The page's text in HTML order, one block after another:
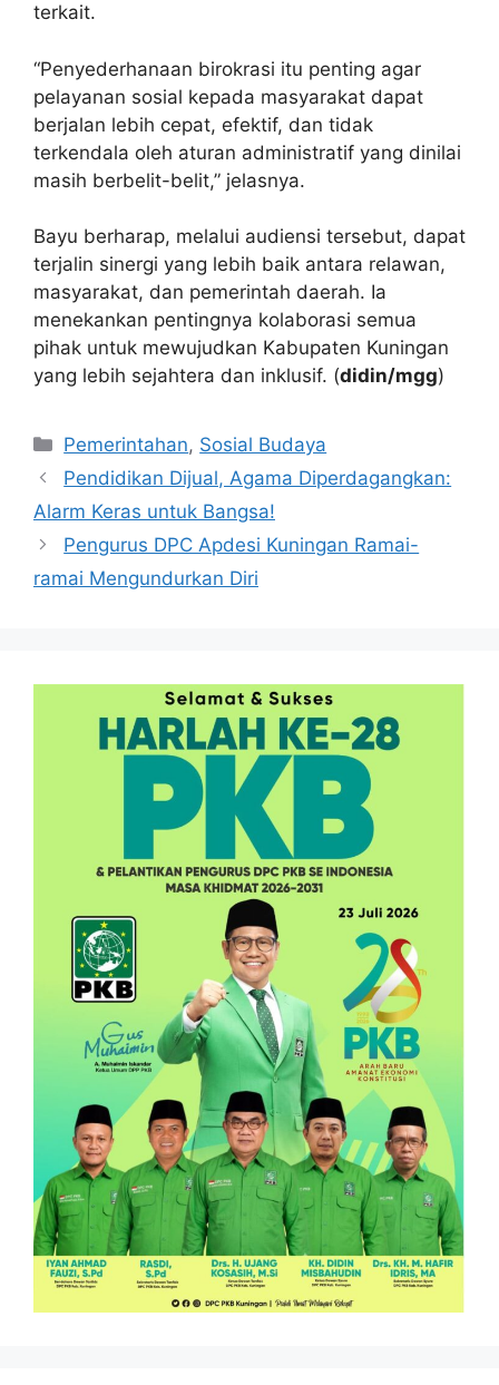
terkait.
“Penyederhanaan birokrasi itu penting agar
pelayanan sosial kepada masyarakat dapat
berjalan lebih cepat, efektif, dan tidak
terkendala oleh aturan administratif yang dinilai
masih berbelit-belit,” jelasnya.
Bayu berharap, melalui audiensi tersebut, dapat
terjalin sinergi yang lebih baik antara relawan,
masyarakat, dan pemerintah daerah. Ia
menekankan pentingnya kolaborasi semua
pihak untuk mewujudkan Kabupaten Kuningan
yang lebih sejahtera dan inklusif. (didin/mgg)
Kategori
Pemerintahan, Sosial Budaya
Pendidikan Dijual, Agama Diperdagangkan:
Alarm Keras untuk Bangsa!
Pengurus DPC Apdesi Kuningan Ramai-
ramai Mengundurkan Diri